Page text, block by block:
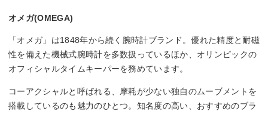
オメガ(OMEGA)
「オメガ」は1848年から続く腕時計ブランド。優れた精度と耐磁
性を備えた機械式腕時計を多数扱っているほか、オリンピックの
オフィシャルタイムキーパーを務めています。
コーアクシャルと呼ばれる、摩耗が少ない独自のムーブメントを
搭載しているのも魅力のひとつ。知名度の高い、おすすめのブラ